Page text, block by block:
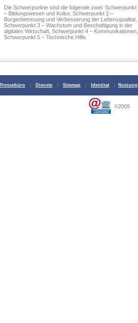
Die Schwerpunkte sind die folgende zwei: Schwerpunkt
– Bildungswesen und Kultur, Schwerpunkt 2 –
Burgerbetreuung und Verbesserung der Lebensqualitat,
Schwerpunkt 3 – Wachstum und Beschaftigung in der
digitalen Wirtschaft, Schwerpunkt 4 – Kommunikationen,
Schwerpunkt 5 – Technische Hilfe.
Pressebüro : Dienste : Sitemap : Identitat :
©2005